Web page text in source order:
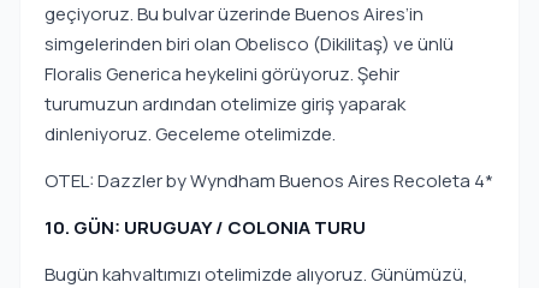
geçiyoruz. Bu bulvar üzerinde Buenos Aires’in
simgelerinden biri olan Obelisco (Dikilitaş) ve ünlü
Floralis Generica heykelini görüyoruz. Şehir
turumuzun ardından otelimize giriş yaparak
dinleniyoruz. Geceleme otelimizde.
OTEL: Dazzler by Wyndham Buenos Aires Recoleta 4*
10. GÜN: URUGUAY / COLONIA TURU
Bugün kahvaltımızı otelimizde alıyoruz. Günümüzü,